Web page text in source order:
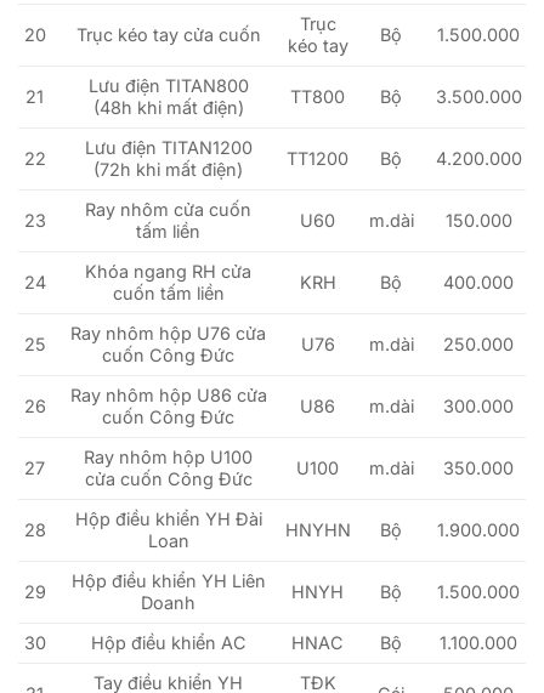
20 Trục kéo tay cửa cuốn
Trục
kéo tay
Bộ 1.500.000
21
Lưu điện TITAN800
(48h khi mất điện)
TT800 Bộ 3.500.000
22
Lưu điện TITAN1200
(72h khi mất điện)
TT1200 Bộ 4.200.000
23
Ray nhôm cửa cuốn
tấm liền
U60 m.dài 150.000
24
Khóa ngang RH cửa
cuốn tấm liền
KRH Bộ 400.000
25
Ray nhôm hộp U76 cửa
cuốn Công Đức
U76 m.dài 250.000
26
Ray nhôm hộp U86 cửa
cuốn Công Đức
U86 m.dài 300.000
27
Ray nhôm hộp U100
cửa cuốn Công Đức
U100 m.dài 350.000
28
Hộp điều khiển YH Đài
Loan
HNYHN Bộ 1.900.000
29
Hộp điều khiển YH Liên
Doanh
HNYH Bộ 1.500.000
30 Hộp điều khiển AC HNAC Bộ 1.100.000
Tay điều khiển YH TĐK